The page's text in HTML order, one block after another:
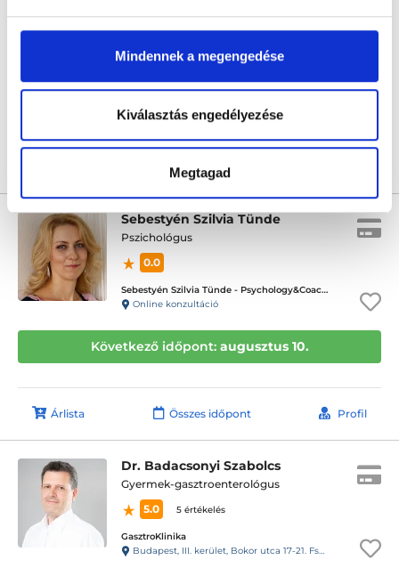
Mindennek a megengedése
Kiválasztás engedélyezése
Megtagad
5.0
18 értékelés
Online konzultáció
Összes időpont
Sebestyén Szilvia Tünde
Pszichológus
0.0
Sebestyén Szilvia Tünde - Psychology&Coaching - ICD terápiás magánpraxis
Online konzultáció
Következő időpont: augusztus 10.
Árlista Összes időpont Profil
Dr. Badacsonyi Szabolcs
Gyermek-gasztroenterológus
5.0
5 értékelés
GasztroKlinika
Budapest, III. kerület, Bokor utca 17-21. Fszt.